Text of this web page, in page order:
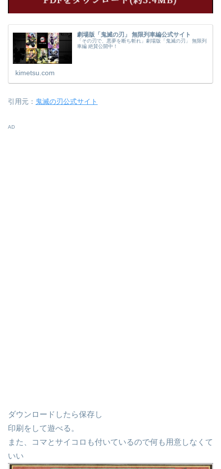
劇場版「鬼滅の刃」 無限列車編公式サイト
「その刃で、悪夢を断ち斬れ」劇場版「鬼滅の刃」 無限列
車編 絶賛公開中！
kimetsu.com
引用元： 鬼滅の刃公式サイト
AD
ダウンロードしたら保存し
印刷をして遊べる。
また、コマとサイコロも付いているので何も用意しなくて
いい